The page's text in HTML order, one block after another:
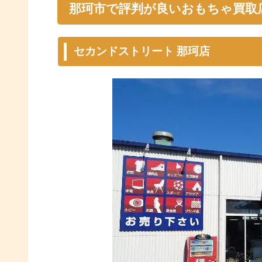
那珂市で評判が良いおもちゃ買取
セカンドストリート 那珂店